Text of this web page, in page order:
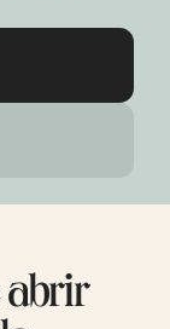
abrir